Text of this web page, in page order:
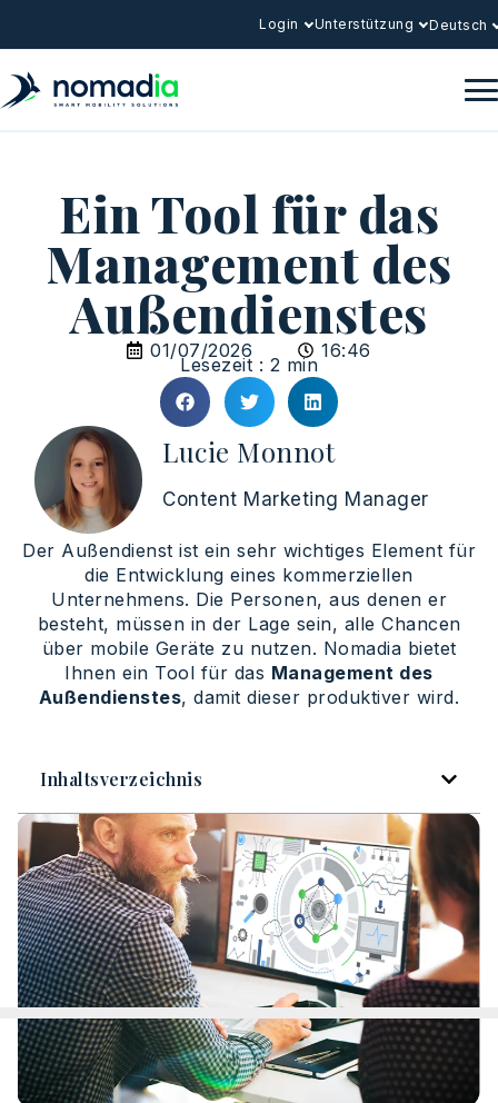
Login Unterstützung Deutsch
Ein Tool für das
Management des
Außendienstes
01/07/2026 16:46
Lesezeit : 2 min
Lucie Monnot
Content Marketing Manager
Der Außendienst ist ein sehr wichtiges Element für
die Entwicklung eines kommerziellen
Unternehmens. Die Personen, aus denen er
besteht, müssen in der Lage sein, alle Chancen
über mobile Geräte zu nutzen. Nomadia bietet
Ihnen ein Tool für das Management des
Außendienstes, damit dieser produktiver wird.
Inhaltsverzeichnis